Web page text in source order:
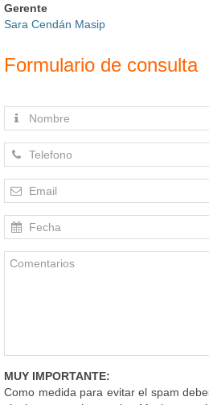
Gerente
Sara Cendán Masip
Formulario de consulta
MUY IMPORTANTE:
Como medida para evitar el spam